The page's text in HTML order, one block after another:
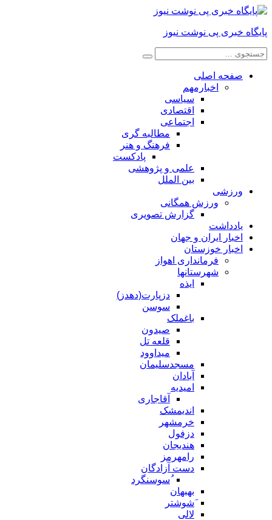
پایگاه خبری پی نوشت نیوز
صفحه اصلی
اخبارمهم
سیاسی
اقتصادی
اجتماعی
مطالبه گری
فرهنگ و هنر
پادکست
علمی و پژوهشی
بین الملل
ورزشی
ورزش همگانی
گزارش تصویری
یادداشت
اخبار ایران و جهان
اخبار خوزستان
فرمانداری اهواز
شهرستانها
ایذه
دزپارت(دهدز)
سوسن
باغملک
صیدون
قلعه تل
میداوود
مسجدسلیمان
آبادان
امیدیه
آقاجاری
اندیمشک
خرمشهر
دزفول
هندیجان
رامهرمز
دست آزادگان
ُسوسنگرد
بهبهان
َشوشتر
لالی